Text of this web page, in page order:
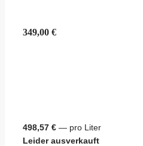
349,00 €
498,57 € — pro Liter
Leider ausverkauft